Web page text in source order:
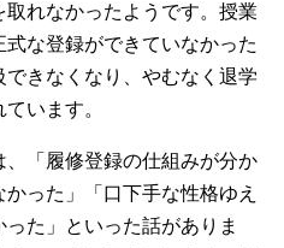
れなかったようです。授業
な登録ができていなかった
きなくなり、やむなく退学
います。
「履修登録の仕組みが分か
った」「口下手な性格ゆえ
た」といった話がありま